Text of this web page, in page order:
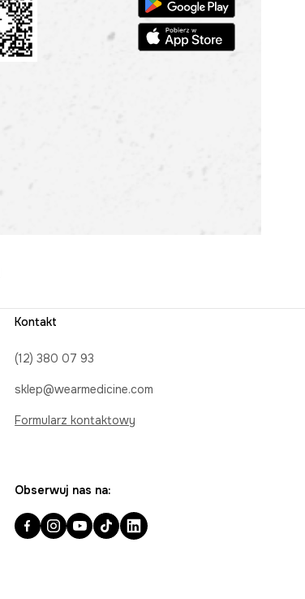
Kontakt
(12) 380 07 93
sklep@wearmedicine.com
Formularz kontaktowy
Obserwuj nas na: